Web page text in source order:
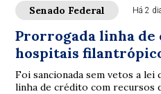
Senado Federal Há 2
Prorrogada linha
hospitais
Foi sancionada sem vetos a
linha de crédito com recursos